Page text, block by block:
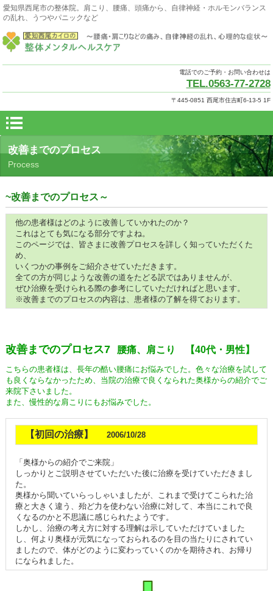
愛知県西尾市の整体院。肩こり、腰痛、頭痛から、自律神経・ホルモンバランス
の乱れ、うつやパニックなど
電話でのご予約・お問い合わせは
TEL.0563-77-2728
〒445-0851 西尾市住吉町6-13-5 1F
改善までのプロセス
Process
~改善までのプロセス～
他の患者様はどのように改善していかれたのか？
これはとても気になる部分ですよね。
このページでは、皆さまに改善プロセスを詳しく知っていただくた
め、
いくつかの事例をご紹介させていただきます。
全ての方が同じような改善の道をたどる訳ではありませんが、
ぜひ治療を受けられる際の参考にしていただければと思います。
※改善までのプロセスの内容は、患者様の了解を得ております。
改善までのプロセス7 腰痛、肩こり 【40代・男性】
こちらの患者様は、長年の酷い腰痛にお悩みでした。色々な治療を試して
も良くならなかったため、当院の治療で良くなられた奥様からの紹介でご
来院下さいました。
また、慢性的な肩こりにもお悩みでした。
【初回の治療】 2006/10/28
「奥様からの紹介でご来院」
しっかりとご説明させていただいた後に治療を受けていただきまし
た。
奥様から聞いていらっしゃいましたが、これまで受けてこられた治
療と大きく違う、殆ど力を使わない治療に対して、本当にこれで良
くなるのかと不思議に感じられたようです。
しかし、治療の考え方に対する理解は示していただけていました
し、何より奥様が元気になっておられるのを目の当たりにされてい
ましたので、体がどのように変わっていくのかを期待され、お帰り
になられました。